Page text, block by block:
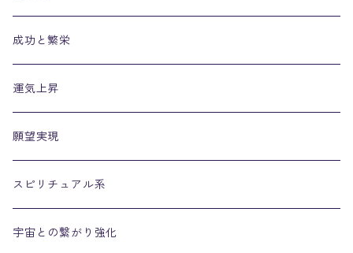
成功と繁栄
運気上昇
願望実現
スピリチュアル系
宇宙との繋がり強化